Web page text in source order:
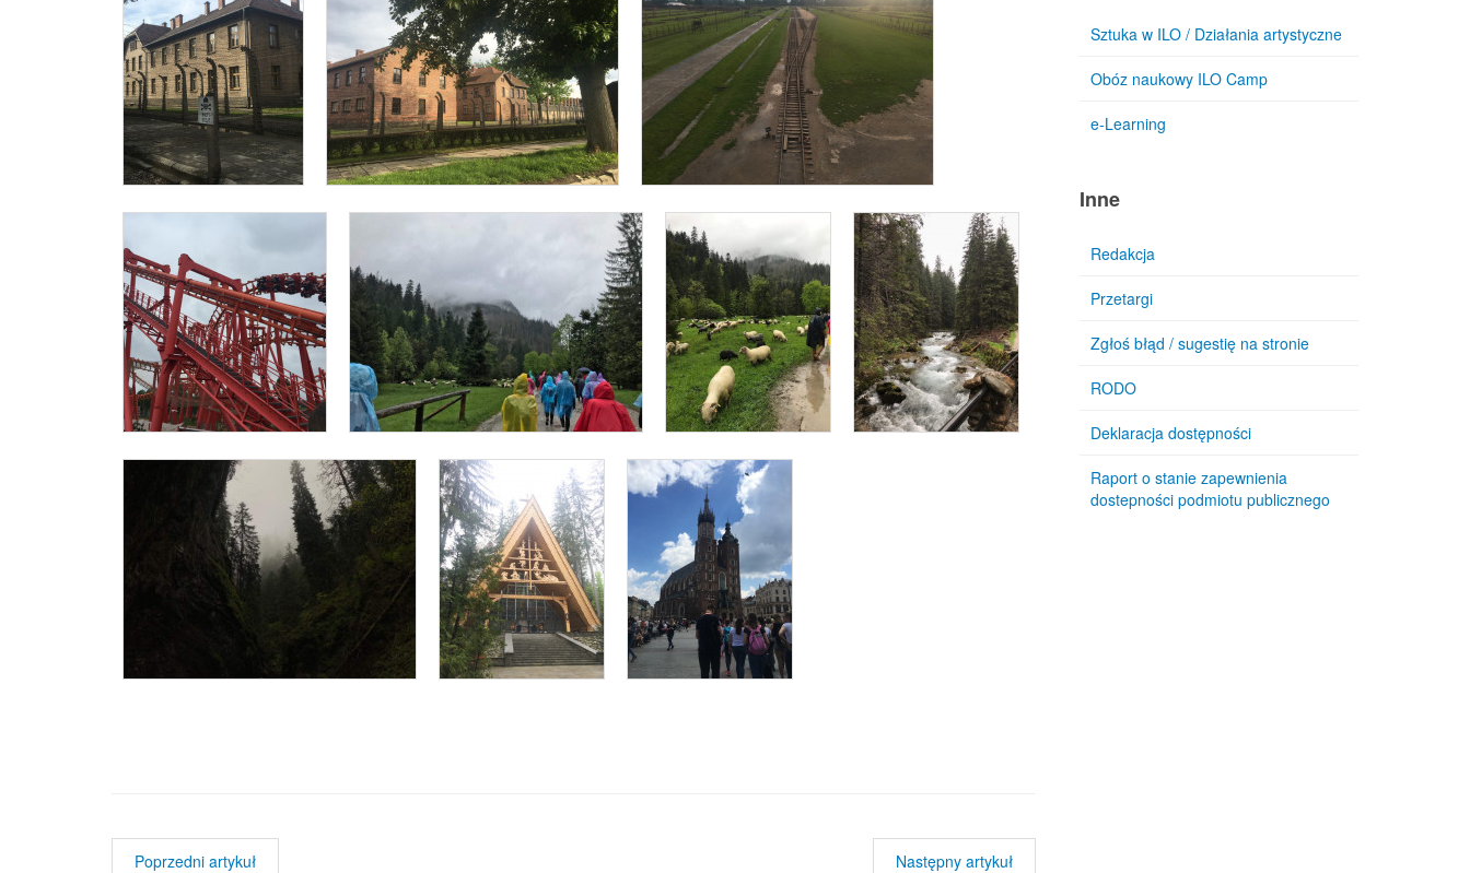
Poprzedni artykuł Następny artykuł
Sztuka w ILO / Działania artystyczne
Obóz naukowy ILO Camp
e-Learning
Inne
Redakcja
Przetargi
Zgłoś błąd / sugestię na stronie
RODO
Deklaracja dostępności
Raport o stanie zapewnienia
dostepności podmiotu publicznego